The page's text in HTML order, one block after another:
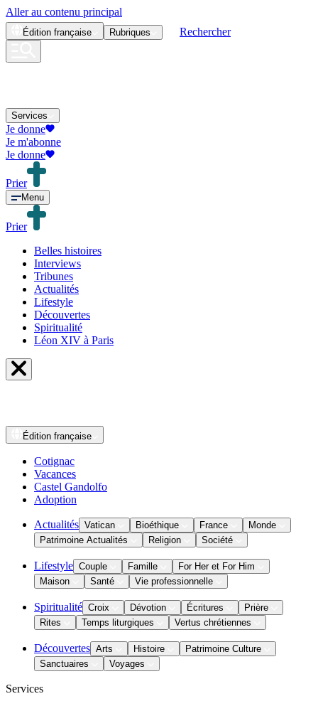
Aller au contenu principal
Édition française Rubriques Rechercher
Services
Je donne
Je m'abonne
Je donne
Prier
Menu
Prier
Belles histoires
Interviews
Tribunes
Actualités
Lifestyle
Découvertes
Spiritualité
Léon XIV à Paris
Édition française
Cotignac
Vacances
Castel Gandolfo
Adoption
Actualités Vatican Bioéthique France
Monde
Patrimoine Actualités
Religion Société
Lifestyle Couple Famille
For Her et For Him
Maison
Santé Vie professionnelle
Spiritualité Croix Dévotion Écritures
Prière
Rites
Temps liturgiques Vertus chrétiennes
Découvertes Arts Histoire
Patrimoine Culture
Sanctuaires
Voyages
Services